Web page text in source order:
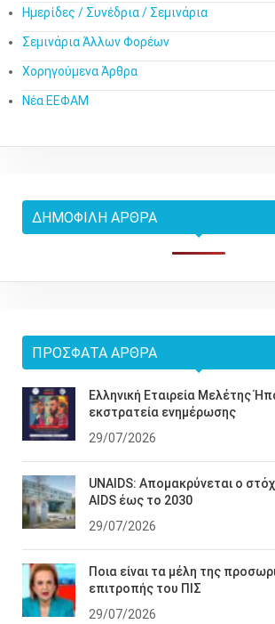
Ημερίδες / Συνέδρια / Σεμινάρια
Σεμινάρια Άλλων Φορέων
Χορηγούμενα Άρθρα
Νέα ΕΕΦΑΜ
ΔΗΜΟΦΙΛΉ ΆΡΘΡΑ
ΠΡΌΣΦΑΤΑ ΆΡΘΡΑ
Ελληνική Εταιρεία Μελέτης
εκστρατεία ενημέρωσης
29/07/2026
UNAIDS: Απομακρύνεται ο
AIDS έως το 2030
29/07/2026
Ποια είναι τα μέλη της
επιτροπής του ΠΙΣ
29/07/2026